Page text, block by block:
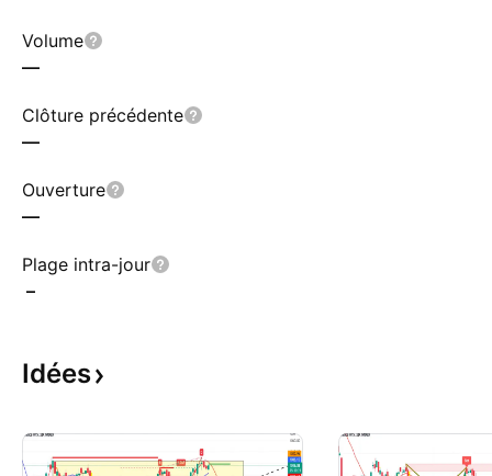
Volume
—
Clôture précédente
—
Ouverture
—
Plage intra-jour
–
Idées